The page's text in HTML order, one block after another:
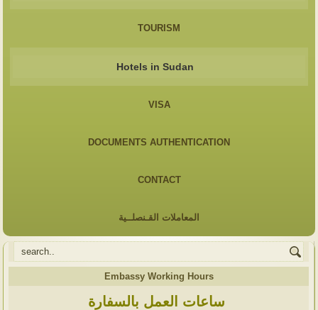
TOURISM
Hotels in Sudan
VISA
DOCUMENTS AUTHENTICATION
CONTACT
المعاملات القـنصلــية
Embassy Working Hours
ساعات العمل بالسفارة